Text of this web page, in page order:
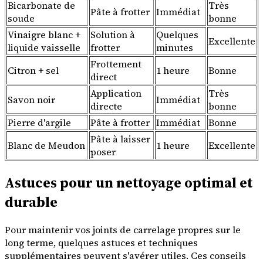
Bicarbonate de
soude
Pâte à frotter Immédiat
Très
bonne
Vinaigre blanc +
liquide vaisselle
Solution à
frotter
Quelques
minutes
Excellente
Citron + sel
Frottement
direct
1 heure Bonne
Savon noir
Application
directe
Immédiat
Très
bonne
Pierre d'argile
Pâte à frotter Immédiat
Bonne
Blanc de Meudon Pâte à laisser
poser
1 heure Excellente
Astuces pour un nettoyage optimal et
durable
Pour maintenir vos joints de carrelage propres sur le
long terme, quelques astuces et techniques
supplémentaires peuvent s'avérer utiles. Ces conseils